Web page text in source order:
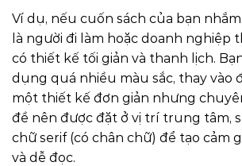
Ví dụ, nếu cuốn sách của bạn
là người đi làm hoặc doanh nghiệp
có thiết kế tối giản và thanh lịch.
dụng quá nhiều màu sắc, thay vào
một thiết kế đơn giản nhưng
đề nên được đặt ở vị trí trung tâm,
chữ serif (có chân chữ) để tạo cảm
và dễ đọc.